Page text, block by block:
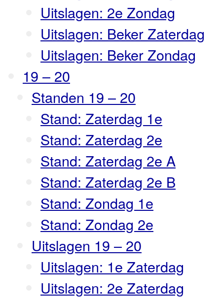
Uitslagen: 2e Zondag
Uitslagen: Beker Zaterdag
Uitslagen: Beker Zondag
19 – 20
Standen 19 – 20
Stand: Zaterdag 1e
Stand: Zaterdag 2e
Stand: Zaterdag 2e A
Stand: Zaterdag 2e B
Stand: Zondag 1e
Stand: Zondag 2e
Uitslagen 19 – 20
Uitslagen: 1e Zaterdag
Uitslagen: 2e Zaterdag